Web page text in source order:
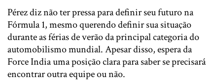
Pérez diz não ter pressa para definir seu futuro na
Fórmula 1, mesmo querendo definir sua situação
durante as férias de verão da principal categoria do
automobilismo mundial. Apesar disso, espera da
Force India uma posição clara para saber se precisará
encontrar outra equipe ou não.